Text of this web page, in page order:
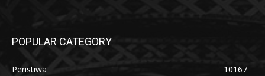
POPULAR CATEGORY
Peristiwa
10167